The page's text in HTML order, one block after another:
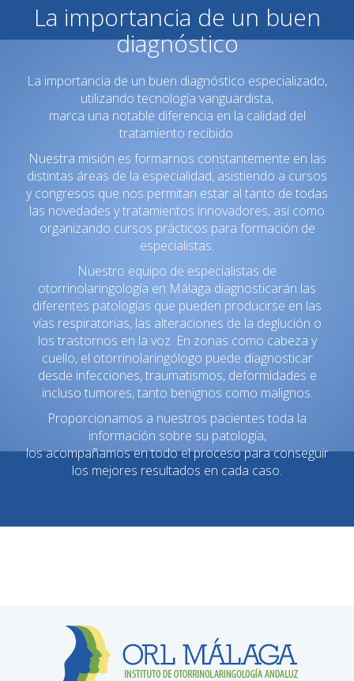
La importancia de un buen
diagnóstico
La importancia de un buen diagnóstico especializado,
utilizando tecnología vanguardista,
marca una notable diferencia en la calidad del
tratamiento recibido.
Nuestra misión es formarnos constantemente en las
distintas áreas de la especialidad, asistiendo a cursos
y congresos que nos permitan estar al tanto de todas
las novedades y tratamientos innovadores, así como
organizando cursos prácticos para formación de
especialistas.
Nuestro equipo de especialistas de
otorrinolaringología en Málaga diagnosticarán las
diferentes patologías que pueden producirse en las
vías respiratorias, las alteraciones de la deglución o
los trastornos en la voz. En zonas como cabeza y
cuello, el otorrinolaringólogo puede diagnosticar
desde infecciones, traumatismos, deformidades e
incluso tumores, tanto benignos como malignos.
Proporcionamos a nuestros pacientes toda la
información sobre su patología,
los acompañamos en todo el proceso para conseguir
los mejores resultados en cada caso.